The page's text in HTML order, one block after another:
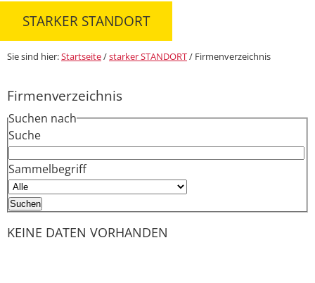
STARKER STANDORT
Sie sind hier:Startseite/starker STANDORT/ Firmenverzeichnis
Firmenverzeichnis
Suchen nach
Suche
Sammelbegriff
KEINE DATEN VORHANDEN